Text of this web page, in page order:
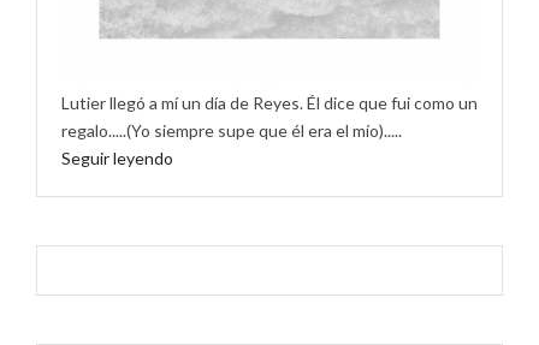
Lutier llegó a mí un día de Reyes. Él dice que fui como un
regalo.....(Yo siempre supe que él era el mío).....
Seguir leyendo